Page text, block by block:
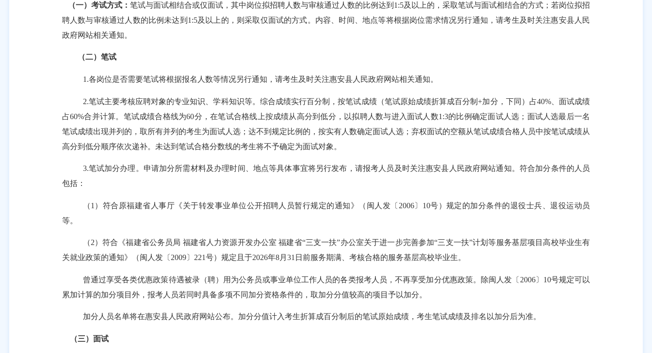
（一）考试方式： 笔试与面试相结合或仅面试， 其中岗位拟招聘人数与审核通过人数的比例达到 1:5及以上的，采取笔试与面试相结合的方式；若岗位拟招
聘人数与审核通过人数的比例 未达到 1:5及以上的，则采取仅面试的方式。 内容、时间 、地点等将根据岗位需求情况另行通知，请考生及时关注惠安县人民
政府网站相关通知。
（二）笔试
1.各岗位是否需要笔试将根据报名人数等情况另行通知，请考生及时关注惠安县人民政府网站相关通知。
2.笔试主要考核应聘对象的专业知识、学科知识等。综合成绩实行百分制，按笔试成绩（笔试原始成绩折算成百分制+加分 ，下同 ）占40%、 面试成绩
占60%合并计算。笔试成绩合格线为60分，在笔试合格线上按成绩从高分到低分，以拟聘人数与进入面试人数1 :3的比例确定面试人选；面试人选最后一名
笔试成绩出现并列的，取所有并列的考生为面试人选；达不到规定比例的，按实有人数确定面试人选；弃权面试的空额从笔试成绩合格人员中按笔试成绩从
高分到低分顺序依次递补。未达到笔试合格分数线的考生将不予确定为面试对象。
3.笔试加分办理。申请加分所需材料及办理时间、地点等具体事宜将另行发布，请报考人员及时关注惠安县人民政府网站通知。符合加分条件的人员
包括：
（1）符合原福建省人事厅《关于转发事业单位公开招聘人员暂行规定的通知》（闽人发〔2006〕10号）规定的加分条件的退役士兵、退役运动员
等。
（2）符合《福建省公务员局 福建省人力资源开发办公室 福建省“三支一扶”办公室关于进一步完善参加“三支一扶”计划等服务基层项目高校毕业生有
关就业政策的通知》（闽人发〔2009〕221号）规定且于2026年8月31日前服务期满、考核合格的服务基层高校毕业生。
曾通过享受各类优惠政策待遇被录（聘）用为公务员或事业单位工作人员的各类报考人员，不再享受加分优惠政策。除闽人发〔 2006〕10号规定可以
累加计算的加分项目外，报考人员若同时具备多项不同加分资格条件的，取加分分值较高的项目予以加分。
加分人员名单将在惠安县人民政府网站公布。加分分值计入考生折算成百分制后的笔试原始成绩，考生笔试成绩及排名以加分后为准。
（三）面试